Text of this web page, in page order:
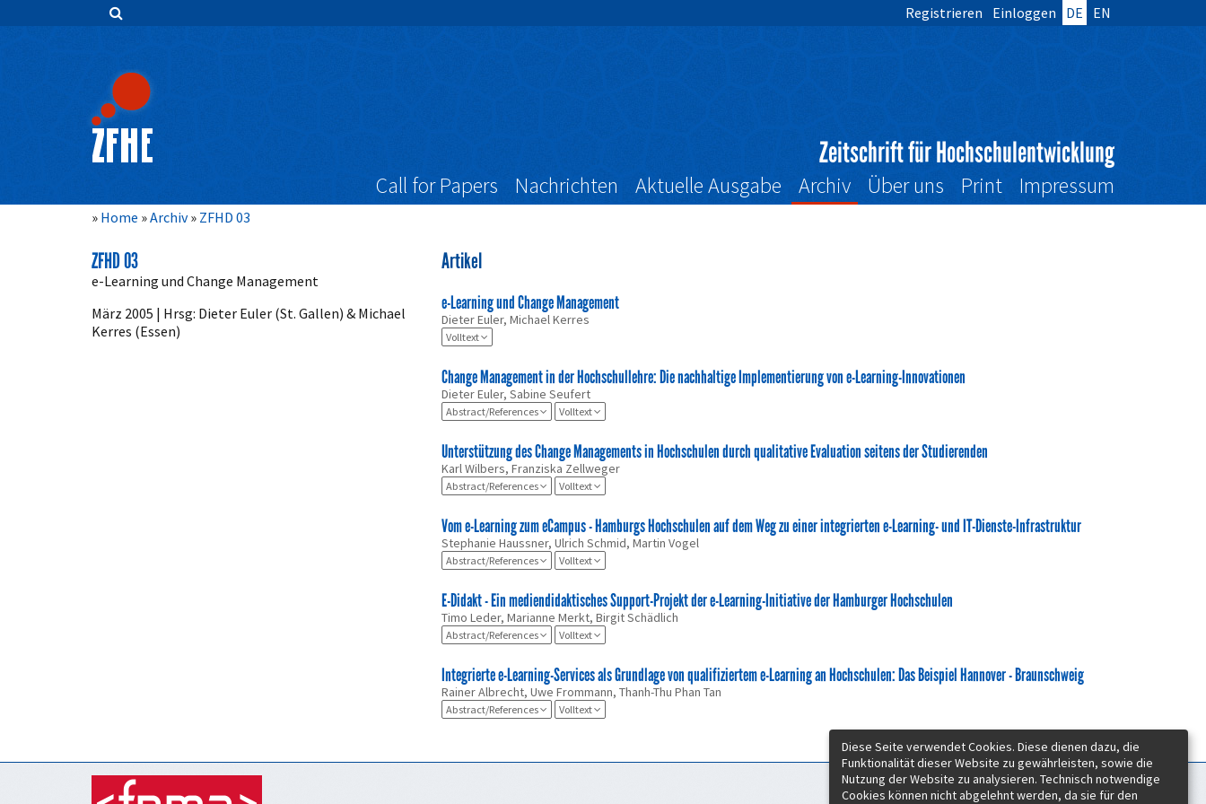
Zum
Hauptnavigation
Registrieren Einloggen DE EN
Zeitschrift für Hochschulentwicklung
Call for Papers Nachrichten Aktuelle Ausgabe Archiv Über uns Print Impressum
Home Archiv ZFHD 03
ZFHD 03
e-Learning und Change Management
März 2005 | Hrsg: Dieter Euler (St. Gallen) & Michael
Kerres (Essen)
Artikel
e-Learning und Change Management
Dieter Euler, Michael Kerres
Volltext
Change Management in der Hochschullehre: Die nachhaltige Implementierung von e-Learning-Innovationen
Dieter Euler, Sabine Seufert
Abstract/References Volltext
Unterstützung des Change Managements in Hochschulen durch qualitative Evaluation seitens der Studierenden
Karl Wilbers, Franziska Zellweger
Abstract/References Volltext
Vom e-Learning zum eCampus - Hamburgs Hochschulen auf dem Weg zu einer integrierten e-Learning- und IT-Dienste-Infrastruktur
Stephanie Haussner, Ulrich Schmid, Martin Vogel
Abstract/References Volltext
E-Didakt - Ein mediendidaktisches Support-Projekt der e-Learning-Initiative der Hamburger Hochschulen
Timo Leder, Marianne Merkt, Birgit Schädlich
Abstract/References Volltext
Integrierte e-Learning-Services als Grundlage von qualifiziertem e-Learning an Hochschulen: Das Beispiel Hannover - Braunschweig
Rainer Albrecht, Uwe Frommann, Thanh-Thu Phan Tan
Abstract/References Volltext
Zeitschrift für Hochschulentwicklung
Diese Seite verwendet Cookies. Diese dienen dazu, die
Funktionalität dieser Website zu gewährleisten, sowie die
Nutzung der Website zu analysieren. Technisch notwendige
Cookies können nicht abgelehnt werden, da sie für den